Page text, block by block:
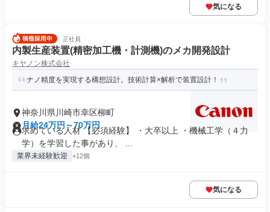
気になる
正社員
内製生産装置(精密加工機・計測機)のメカ開発設計
キヤノン株式会社
ナノ精度を実現する構想設計。技術計算×解析で装置設計！
神奈川県川崎市幸区柳町
月給24万円～70万円
求めている人材 【必須経験】 ・大卒以上 ・機械工学（４力
学）を学習した事があり、 ...
業界未経験歓迎 +12個
気になる